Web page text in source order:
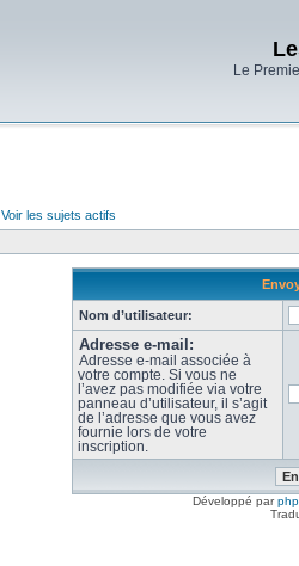
Le
Voir les sujets actifs
Nom d’utilisateur:
Adresse e-mail:
Adresse e-mail associée à
votre compte. Si vous ne
l’avez pas modifiée via votre
panneau d’utilisateur, il s’agit
de l’adresse que vous avez
fournie lors de votre
inscription.
Développé par